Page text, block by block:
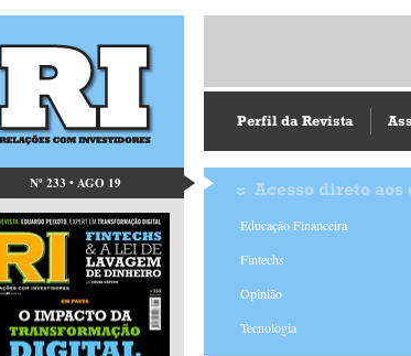
Nº 233 • AGO 19
Perfil da Revista
Acesso direto
Educação Financeira
Fintechs
Opinião
Tecnologia